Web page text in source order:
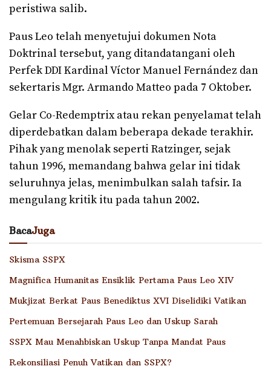
peristiwa salib.
Paus Leo telah menyetujui dokumen Nota
Doktrinal tersebut, yang ditandatangani oleh
Perfek DDI Kardinal Víctor Manuel Fernández dan
sekertaris Mgr. Armando Matteo pada 7 Oktober.
Gelar Co-Redemptrix atau rekan penyelamat telah
diperdebatkan dalam beberapa dekade terakhir.
Pihak yang menolak seperti Ratzinger, sejak
tahun 1996, memandang bahwa gelar ini tidak
seluruhnya jelas, menimbulkan salah tafsir. Ia
mengulang kritik itu pada tahun 2002.
BacaJuga
Skisma SSPX
Magnifica Humanitas Ensiklik Pertama Paus Leo XIV
Mukjizat Berkat Paus Benediktus XVI Diselidiki Vatikan
Pertemuan Bersejarah Paus Leo dan Uskup Sarah
SSPX Mau Menahbiskan Uskup Tanpa Mandat Paus
Rekonsiliasi Penuh Vatikan dan SSPX?